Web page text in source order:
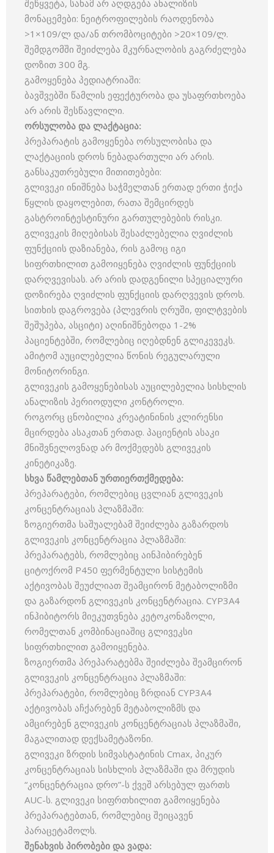
შეწყვეტა, სანამ არ აღდგება ანალიზის
მონაცემები: ნეიტროფილების რაოდენობა
>1×109/ლ და/ან თრომბოციტები >20×109/ლ.
შემდგომში შეიძლება მკურნალობის გაგრძელება
დოზით 300 მგ.
გამოყენება პედიატრიაში:
ბავშვებში წამლის ეფექტურობა და უსაფრთხოება
არ არის შესწავლილი.
ორსულობა და ლაქტაცია:
პრეპარატის გამოყენება ორსულობისა და
ლაქტაციის დროს ნებადართული არ არის.
განსაკუთრებული მითითებები:
გლივეკი ინიშნება საჭმელთან ერთად ერთი ჭიქა
წყლის დაყოლებით, რათა შემცირდეს
გასტროინტესტინური გართულებების რისკი.
გლივეკის მიღებისას შესაძლებელია ღვიძლის
ფუნქციის დაზიანება, რის გამოც იგი
სიფრთხილით გამოიყენება ღვიძლის ფუნქციის
დარღვევისას. არ არის დადგენილი სპეციალური
დოზირება ღვიძლის ფუნქციის დარღვევის დროს.
სითხის დაგროვება (პლევრის ღრუში, ფილტვების
შეშუპება, ასციტი) აღინიშნებოდა 1-2%
პაციენტებში, რომლებიც იღებდნენ გლიკევეკს.
ამიტომ აუცილებელია წონის რეგულარული
მონიტორინგი.
გლივეკის გამოყენებისას აუცილებელია სისხლის
ანალიზის პერიოდული კონტროლი.
როგორც ცნობილია კრეატინინის კლირენსი
მცირდება ასაკთან ერთად. პაციენტის ასაკი
მნიშვნელოვნად არ მოქმედებს გლივეკის
კინეტიკაზე.
სხვა წამლებთან ურთიერთქმედება:
პრეპარატები, რომლებიც ცვლიან გლივეკის
კონცენტრაციას პლაზმაში:
ზოგიერთმა საშუალებამ შეიძლება გაზარდოს
გლივეკის კონცენტრაცია პლაზმაში:
პრეპარატებს, რომლებიც აინჰიბირებენ
ციტოქრომ P450 ფერმენტული სისტემის
აქტივობას შეუძლიათ შეამცირონ მეტაბოლიზმი
და გაზარდონ გლივეკის კონცენტრაცია. CYP3A4
ინჰიბიტორს მიეკუთვნება კეტოკონაზოლი,
რომელთან კომბინაციაშიც გლივეკსი
სიფრთხილით გამოიყენება.
ზოგიერთმა პრეპარატებმა შეიძლება შეამცირონ
გლივეკის კონცენტრაცია პლაზმაში:
პრეპარატები, რომლებიც ზრდიან CYP3A4
აქტივობას აჩქარებენ მეტაბოლიზმს და
ამცირებენ გლივეკის კონცენტრაციას პლაზმაში,
მაგალითად დექსამეტაზონი.
გლივეკი ზრდის სიმვასტატინის Cmax, პიკურ
კონცენტრაციას სისხლის პლაზმაში და მრუდის
“კონცენტრაცია დრო”-ს ქვეშ არსებულ ფართს
AUC-ს. გლივეკი სიფრთხილით გამოიყენება
პრეპარატებთან, რომლებიც შეიცავენ
პარაცეტამოლს.
შენახვის პირობები და ვადა: